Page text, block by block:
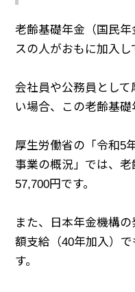
老齢基礎年金（国民
スの人がおもに加入し
会社員や公務員とし
い場合、この老齢基礎
厚生労働省の「令和5
事業の概況」では、
57,700円です。
また、日本年金機構
額支給（40年加入）
す。